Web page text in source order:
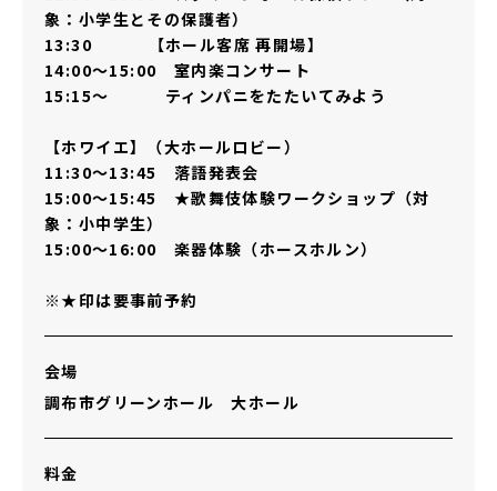
象：小学生とその保護者）
13:30 【ホール客席 再開場】
14:00～15:00 室内楽コンサート
15:15～ ティンパニをたたいてみよう
【ホワイエ】（大ホールロビー）
11:30～13:45 落語発表会
15:00～15:45 ★歌舞伎体験ワークショップ（対
象：小中学生）
15:00～16:00 楽器体験（ホースホルン）
※★印は要事前予約
会場
調布市グリーンホール 大ホール
料金